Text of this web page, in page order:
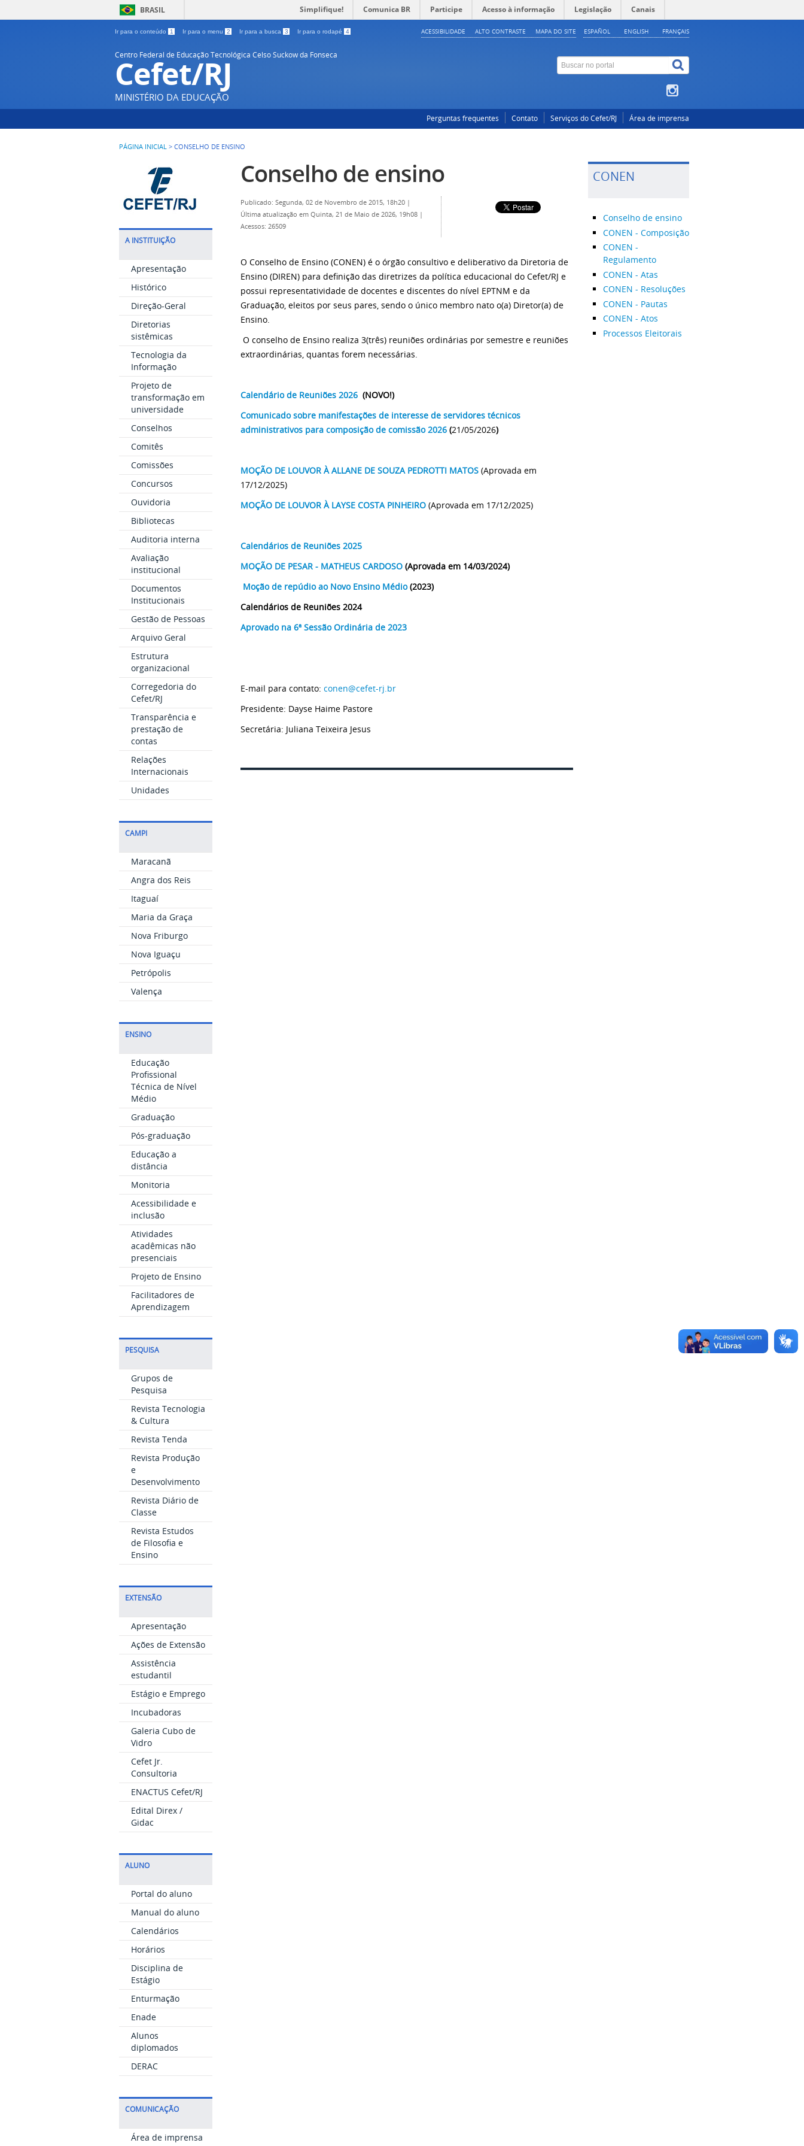
BRASIL Simplifique! Comunica BR Participe Acesso à informação Legislação Canais
Ir para o conteúdo 1 Ir para o menu 2 Ir para a busca 3 Ir para o rodapé 4 ESPAÑOL ENGLISH FRANÇAIS
ACESSIBILIDADE ALTO CONTRASTE MAPA DO SITE
Centro Federal de Educação Tecnológica Celso Suckow da Fonseca
Cefet/RJ
MINISTÉRIO DA EDUCAÇÃO
Perguntas frequentes Contato Serviços do Cefet/RJ Área de imprensa
PÁGINA INICIAL > CONSELHO DE ENSINO
A INSTITUIÇÃO
Apresentação
Histórico
Direção-Geral
Diretorias
sistêmicas
Tecnologia da
Informação
Projeto de
transformação em
universidade
Conselhos
Comitês
Comissões
Concursos
Ouvidoria
Bibliotecas
Auditoria interna
Avaliação
institucional
Documentos
Institucionais
Gestão de Pessoas
Arquivo Geral
Estrutura
organizacional
Corregedoria do
Cefet/RJ
Transparência e
prestação de
contas
Relações
Internacionais
Unidades
CAMPI
Maracanã
Angra dos Reis
Itaguaí
Maria da Graça
Nova Friburgo
Nova Iguaçu
Petrópolis
Valença
ENSINO
Educação
Profissional
Técnica de Nível
Médio
Graduação
Pós-graduação
Educação a
distância
Monitoria
Acessibilidade e
inclusão
Atividades
acadêmicas não
presenciais
Projeto de Ensino
Facilitadores de
Aprendizagem
PESQUISA
Grupos de
Pesquisa
Revista Tecnologia
& Cultura
Revista Tenda
Revista Produção
e
Desenvolvimento
Revista Diário de
Classe
Revista Estudos
de Filosofia e
Ensino
EXTENSÃO
Apresentação
Ações de Extensão
Assistência
estudantil
Estágio e Emprego
Incubadoras
Galeria Cubo de
Vidro
Cefet Jr.
Consultoria
ENACTUS Cefet/RJ
Edital Direx /
Gidac
ALUNO
Portal do aluno
Manual do aluno
Calendários
Horários
Disciplina de
Estágio
Enturmação
Enade
Alunos
diplomados
DERAC
COMUNICAÇÃO
Área de imprensa
Conselho de ensino
Publicado: Segunda, 02 de Novembro de 2015, 18h20 |
Última atualização em Quinta, 21 de Maio de 2026, 19h08 |
Acessos: 26509
O Conselho de Ensino (CONEN) é o órgão consultivo e deliberativo da Diretoria de
Ensino (DIREN) para definição das diretrizes da política educacional do Cefet/RJ e
possui representatividade de docentes e discentes do nível EPTNM e da
Graduação, eleitos por seus pares, sendo o único membro nato o(a) Diretor(a) de
Ensino.
O conselho de Ensino realiza 3(três) reuniões ordinárias por semestre e reuniões
extraordinárias, quantas forem necessárias.
Calendário de Reuniões 2026 (NOVO!)
Comunicado sobre manifestações de interesse de servidores técnicos
administrativos para composição de comissão 2026 (21/05/2026)
MOÇÃO DE LOUVOR À ALLANE DE SOUZA PEDROTTI MATOS (Aprovada em
17/12/2025)
MOÇÃO DE LOUVOR À LAYSE COSTA PINHEIRO (Aprovada em 17/12/2025)
Calendários de Reuniões 2025
MOÇÃO DE PESAR - MATHEUS CARDOSO (Aprovada em 14/03/2024)
Moção de repúdio ao Novo Ensino Médio(2023)
Calendários de Reuniões 2024
Aprovado na 6ª Sessão Ordinária de 2023
E-mail para contato: conen@cefet-rj.br
Presidente: Dayse Haime Pastore
Secretária: Juliana Teixeira Jesus
CONEN
Conselho de ensino
CONEN - Composição
CONEN -
Regulamento
CONEN - Atas
CONEN - Resoluções
CONEN - Pautas
CONEN - Atos
Processos Eleitorais